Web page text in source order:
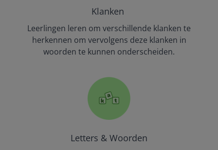
Klanken
Leerlingen leren om verschillende klanken te
herkennen om vervolgens deze klanken in
woorden te kunnen onderscheiden.
Letters & Woorden